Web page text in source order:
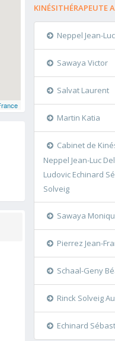
KINÉSITHÉRAPEUTE
Neppel Jean-Luc
Sawaya Victor
Salvat Laurent
Martin Katia
Cabinet de
Neppel Jean-Luc
Ludovic Echinard
Solveig
Sawaya
Pierrez Jean-
Schaal-Geny
Rinck Solveig
Echinard